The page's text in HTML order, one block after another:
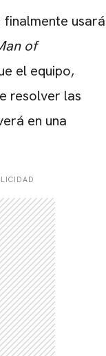
finalmente usará
of
el equipo,
resolver las
en una